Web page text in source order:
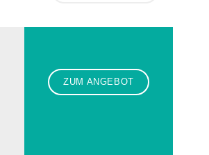
ZUM ANGEBOT